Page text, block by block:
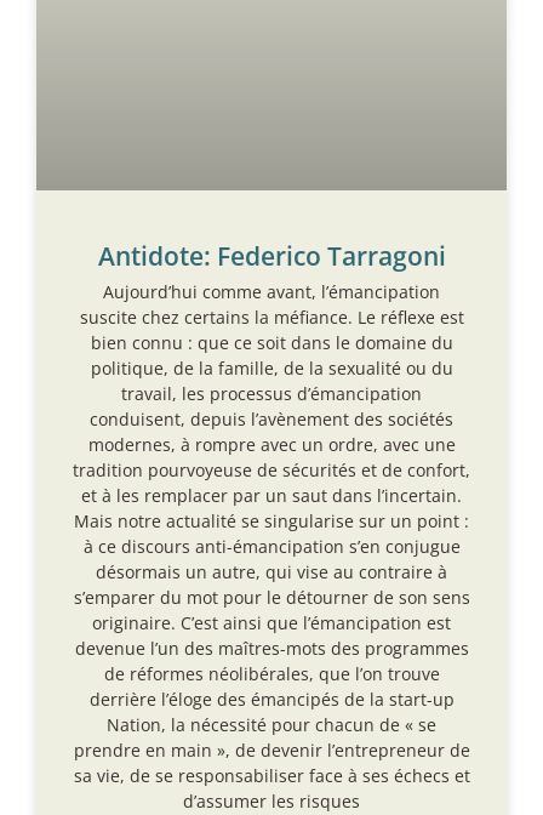
Antidote: Federico Tarragoni
Aujourd’hui comme avant, l’émancipation
suscite chez certains la méfiance. Le réflexe est
bien connu : que ce soit dans le domaine du
politique, de la famille, de la sexualité ou du
travail, les processus d’émancipation
conduisent, depuis l’avènement des sociétés
modernes, à rompre avec un ordre, avec une
tradition pourvoyeuse de sécurités et de confort,
et à les remplacer par un saut dans l’incertain.
Mais notre actualité se singularise sur un point :
à ce discours anti-émancipation s’en conjugue
désormais un autre, qui vise au contraire à
s’emparer du mot pour le détourner de son sens
originaire. C’est ainsi que l’émancipation est
devenue l’un des maîtres-mots des programmes
de réformes néolibérales, que l’on trouve
derrière l’éloge des émancipés de la start-up
Nation, la nécessité pour chacun de « se
prendre en main », de devenir l’entrepreneur de
sa vie, de se responsabiliser face à ses échecs et
d’assumer les risques